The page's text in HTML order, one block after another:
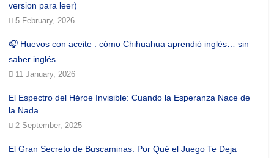
version para leer)
5 February, 2026
🎧 Huevos con aceite : cómo Chihuahua aprendió inglés… sin
saber inglés
11 January, 2026
El Espectro del Héroe Invisible: Cuando la Esperanza Nace de
la Nada
2 September, 2025
El Gran Secreto de Buscaminas: Por Qué el Juego Te Deja